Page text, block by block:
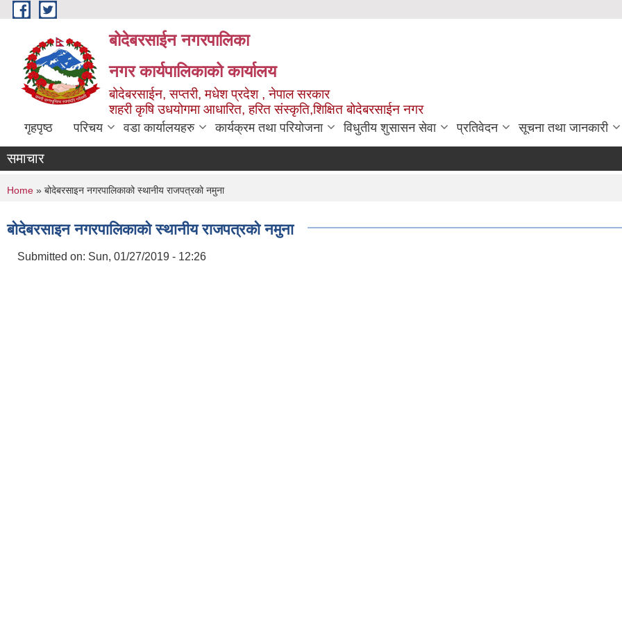
Skip to main content
बोदेबरसाईन नगरपालिका
नगर कार्यपालिकाको कार्यालय
बोदेबरसाईन, सप्तरी, मधेश प्रदेश , नेपाल सरकार
शहरी कृषि उधयोगमा आधारित, हरित संस्कृति,शिक्षित बोदेबरसाईन नगर
गृहपृष्ठ परिचय वडा कार्यालयहरु कार्यक्रम तथा परियोजना विधुतीय शुसासन सेवा प्रतिवेदन सूचना तथा जानकारी
समाचार
You are here
Home » बोदेबरसाइन नगरपालिकाको स्थानीय राजपत्रको नमुना
बोदेबरसाइन नगरपालिकाको स्थानीय राजपत्रको नमुना
Submitted on: Sun, 01/27/2019 - 12:26